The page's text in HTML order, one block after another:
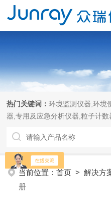
热门关键词：环境监测仪器,环境
器,专用及应急分析仪器,粒子计
当前位置：首页 >解决方
册